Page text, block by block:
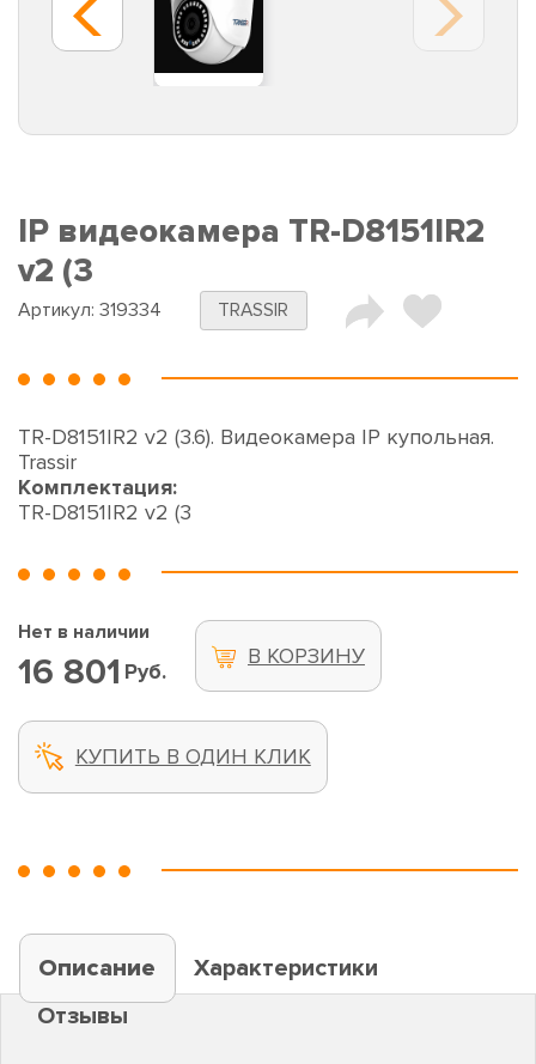
IP видеокамера TR-D8151IR2
v2 (3
Артикул: 319334 TRASSIR
TR-D8151IR2 v2 (3.6). Видеокамера IP купольная.
Trassir
Комплектация:
TR-D8151IR2 v2 (3
Нет в наличии
16 801 Руб.
В КОРЗИНУ
КУПИТЬ В ОДИН КЛИК
Описание
Характеристики
Отзывы